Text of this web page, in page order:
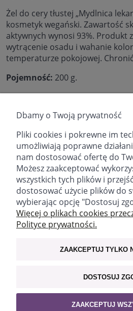
Żel do cery tłustej „Mydlnica
kosmetyk wegański. Zawartość
aktywnych wynosi 93%. Produkt
wytrącenie osadu i wahanie
temperaturze pokojowej.
Pojemność: 200 g.
Składniki/Ingredients:Aqua,
Glucoside, Saponaria Officinalis
Officinalis Extract, Calendula
Extract, Polyglyceryl-4 Caprate,
Alcohol, Ethylhexylglycerin,
email:sklep@fitomed.pltel:+48
Znajdź nas:
POLECAMY
Dbamy o Twoją prywatność
Pliki cookies i pokrewne im
umożliwiają poprawne
nam dostosować ofertę do
Możesz zaakceptować
wszystkich tych plików i
dostosować użycie plików do
wybierając opcję "Dostosuj
Więcej o plikach cookies
Polityce prywatności.
ZAAKCEPTUJ TYLKO
DOSTOSUJ
ZAAKCEPTUJ